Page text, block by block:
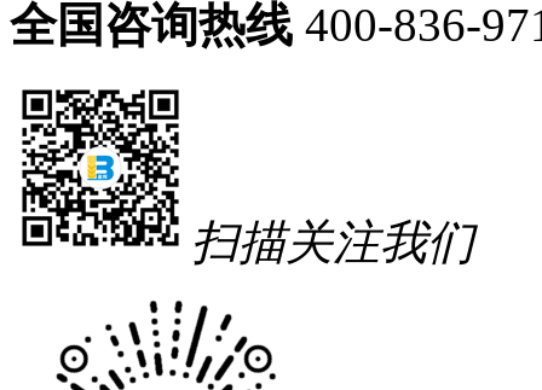
全国咨询热线 400-836-
扫描关注我们